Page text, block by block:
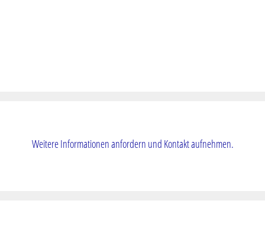
Weitere Informationen anfordern und Kontakt aufnehmen.